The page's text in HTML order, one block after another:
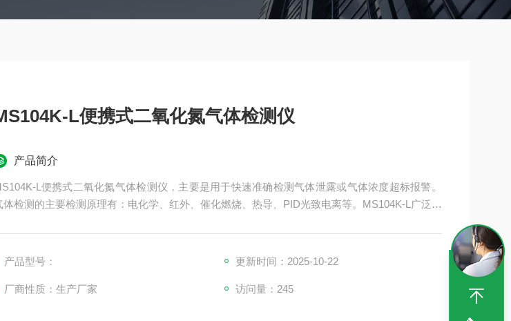
L便携式二氧化氮气体检测仪
产品简介
L便携式二氧化氮气体检测仪，主要是用于快速准确检测气体泄露或气体浓度超标报警。
体检测的主要检测原理有：电化学、红外、催化燃烧、热导、PID光致电离等。MS104K-L广泛应
产品型号：
更新时间：2025-10-22
厂商性质：生产厂家 访问量：245